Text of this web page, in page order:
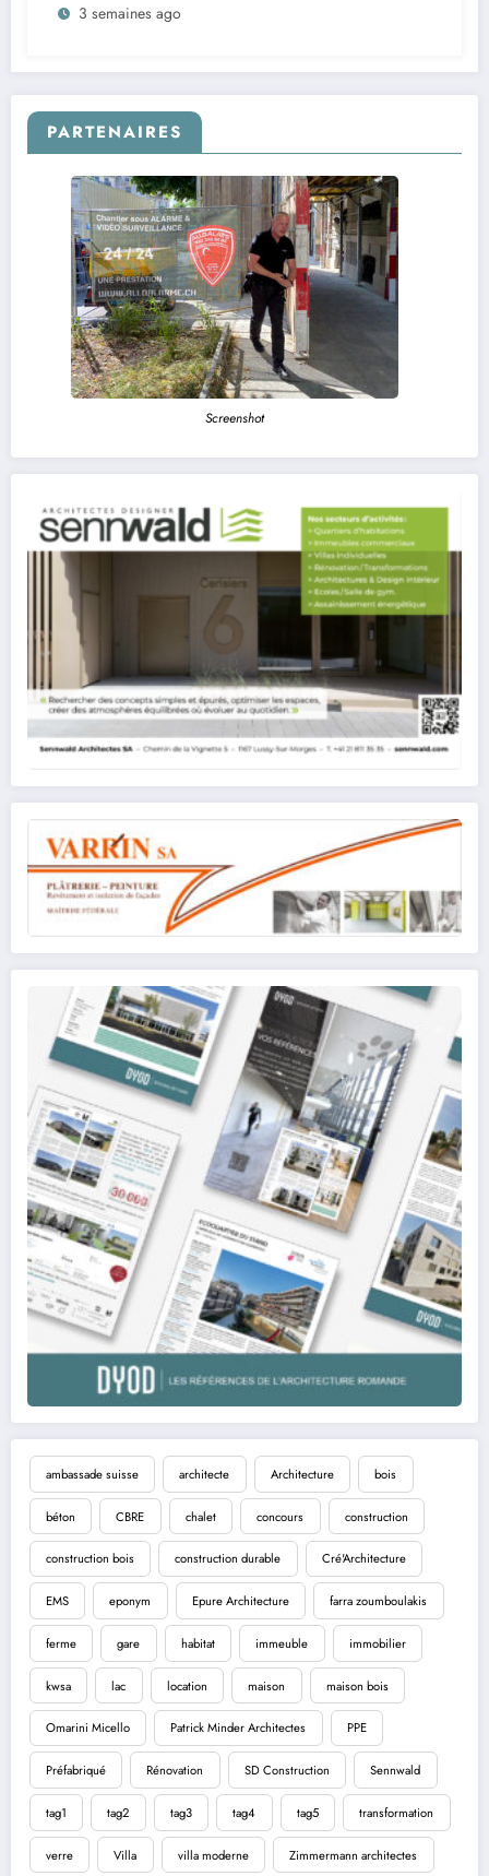
3 semaines ago
PARTENAIRES
Screenshot
ambassade suisse architecte Architecture bois
béton CBRE chalet concours construction
construction bois construction durable Cré'Architecture
EMS eponym Epure Architecture farra zoumboulakis
ferme gare habitat immeuble immobilier
kwsa lac location maison maison bois
Omarini Micello Patrick Minder Architectes PPE
Préfabriqué Rénovation SD Construction Sennwald
tag1 tag2 tag3 tag4 tag5 transformation
verre Villa villa moderne Zimmermann architectes